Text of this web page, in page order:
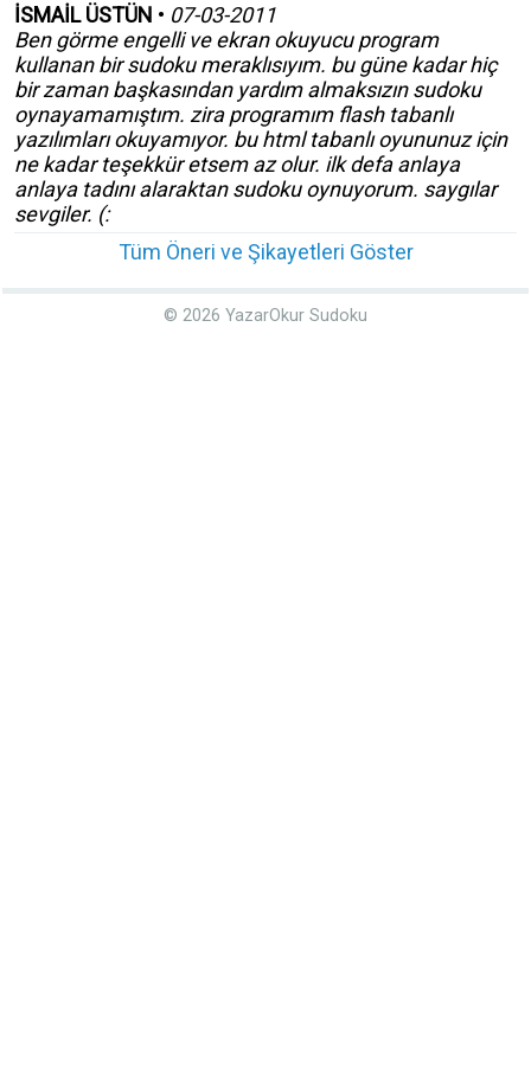
İSMAİL ÜSTÜN • 07-03-2011
Ben görme engelli ve ekran okuyucu program
kullanan bir sudoku meraklısıyım. bu güne kadar hiç
bir zaman başkasından yardım almaksızın sudoku
oynayamamıştım. zira programım flash tabanlı
yazılımları okuyamıyor. bu html tabanlı oyununuz için
ne kadar teşekkür etsem az olur. ilk defa anlaya
anlaya tadını alaraktan sudoku oynuyorum. saygılar
sevgiler. (:
Tüm Öneri ve Şikayetleri Göster
© 2026 YazarOkur Sudoku